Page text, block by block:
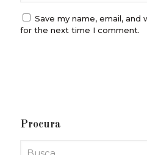
Save my name, email,
for the next time I comment.
Procura